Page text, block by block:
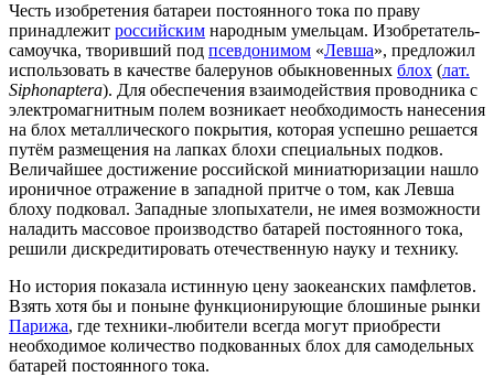
Честь изобретения батареи постоянного тока по праву
принадлежит российским народным умельцам. Изобретатель-
самоучка, творивший под псевдонимом «Левша», предложил
использовать в качестве балерунов обыкновенных блох (лат.
Siphonaptera). Для обеспечения взаимодействия проводника с
электромагнитным полем возникает необходимость нанесения
на блох металлического покрытия, которая успешно решается
путём размещения на лапках блохи специальных подков.
Величайшее достижение российской миниатюризации нашло
ироничное отражение в западной притче о том, как Левша
блоху подковал. Западные злопыхатели, не имея возможности
наладить массовое производство батарей постоянного тока,
решили дискредитировать отечественную науку и технику.
Но история показала истинную цену заокеанских памфлетов.
Взять хотя бы и поныне функционирующие блошиные рынки
Парижа, где техники-любители всегда могут приобрести
необходимое количество подкованных блох для самодельных
батарей постоянного тока.